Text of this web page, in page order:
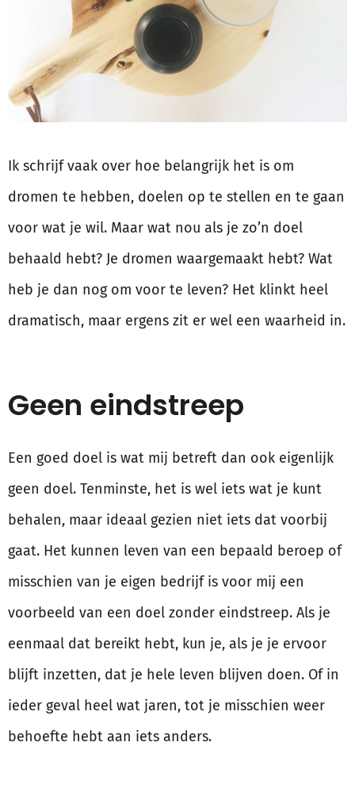
Ik schrijf vaak over hoe belangrijk het is om
dromen te hebben, doelen op te stellen en te gaan
voor wat je wil. Maar wat nou als je zo’n doel
behaald hebt? Je dromen waargemaakt hebt? Wat
heb je dan nog om voor te leven? Het klinkt heel
dramatisch, maar ergens zit er wel een waarheid in.
Geen eindstreep
Een goed doel is wat mij betreft dan ook eigenlijk
geen doel. Tenminste, het is wel iets wat je kunt
behalen, maar ideaal gezien niet iets dat voorbij
gaat. Het kunnen leven van een bepaald beroep of
misschien van je eigen bedrijf is voor mij een
voorbeeld van een doel zonder eindstreep. Als je
eenmaal dat bereikt hebt, kun je, als je je ervoor
blijft inzetten, dat je hele leven blijven doen. Of in
ieder geval heel wat jaren, tot je misschien weer
behoefte hebt aan iets anders.